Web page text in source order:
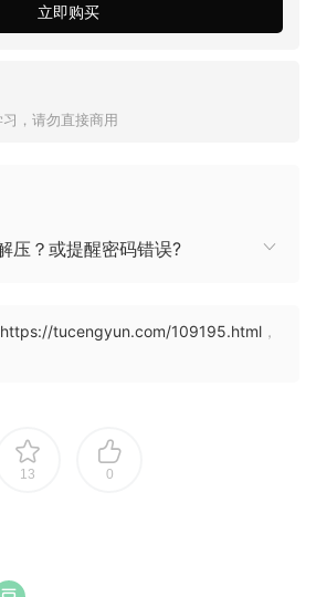
立即购买
，请勿直接商用
压？或提醒密码错误?
https://tucengyun.com/109195.html ，
13 0